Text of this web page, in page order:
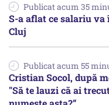
Publicat acum 35
S-a aflat ce salariu va
Cluj
Publicat acum 55
Cristian Socol, după
"Să te lauzi că ai